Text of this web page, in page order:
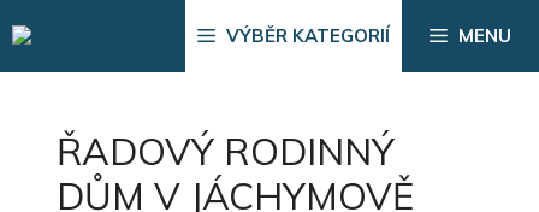
na
obsah
VÝBĚR KATEGORIÍ MENU
ŘADOVÝ RODINNÝ
DŮM V JÁCHYMOVĚ